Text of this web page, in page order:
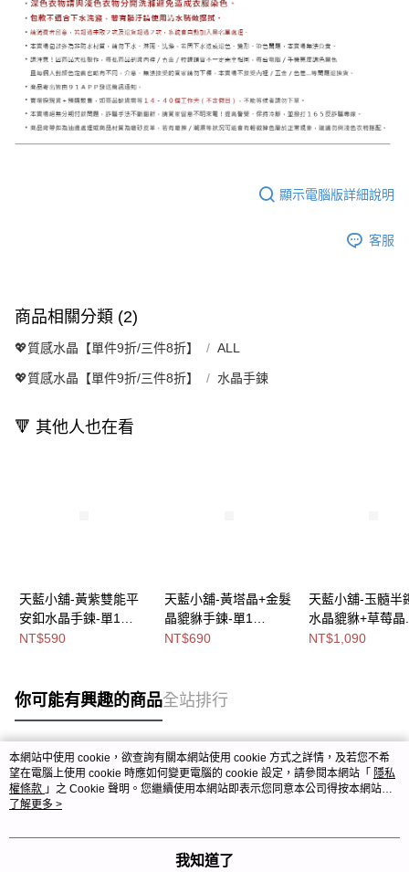
顯示電腦版詳細說明
客服
商品相關分類 (2)
💖質感水晶【單件9折/三件8折】 ALL
💖質感水晶【單件9折/三件8折】 水晶手鍊
🔻 其他人也在看
天藍小舖-黃紫雙能平
安釦水晶手鍊-單1
款-$590【A31310155
NT$590
天藍小舖-黃塔晶+金髮
晶貔貅手鍊-單1
款-$690【A31310198
NT$690
天藍小舖-玉髓半
水晶貔貅+草莓晶
晶雙圈手鍊(客製
NT$1,090
你可能有興趣的商品全站排行
熱門標籤
本網站中使用 cookie，欲查詢有關本網站使用 cookie 方式之詳情，及若您不希
望在電腦上使用 cookie 時應如何變更電腦的 cookie 設定，請參閱本網站「 隱私
權條款 」之 Cookie 聲明。您繼續使用本網站即表示您同意本公司得按本網站使
用條款之 Cookie 聲明使用 cookie。
了解更多 >
我知道了